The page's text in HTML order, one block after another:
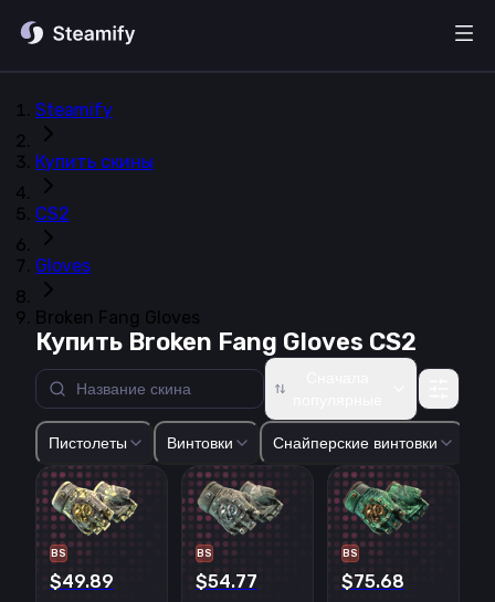
Steamify
Купить скины
CS2
Gloves
Broken Fang Gloves
Купить Broken Fang Gloves CS2
Пистолеты Винтовки Снайперские винтовки
Glock-18USP-SP2000P250Five-SeveNTec-9CZ75-Auto
BS
$49.89
BS
$54.77
BS
$75.68